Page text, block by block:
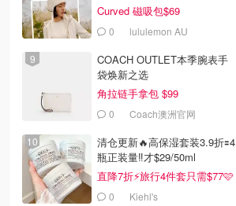
Curved 磁吸包$69
0 lululemon AU
COACH OUTLET本季腕表手
袋焕新之选
角拉链手拿包 $99
0 Coach澳洲官网
清仓更新🔥高保湿套装3.9折🟰4
瓶正装量‼️才$29/50ml
直降7折⚡旅行4件套只需$77🩷
0 Kiehl's